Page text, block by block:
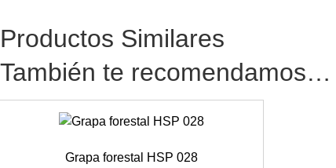
Productos Similares
También te recomendamos…
Grapa forestal HSP 028